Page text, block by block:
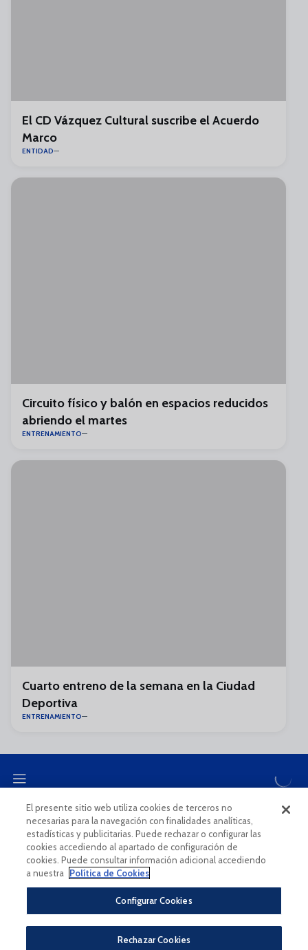
El CD Vázquez Cultural suscribe el Acuerdo
Marco
ENTIDAD
Circuito físico y balón en espacios reducidos
abriendo el martes
ENTRENAMIENTO
Cuarto entreno de la semana en la Ciudad
Deportiva
ENTRENAMIENTO
CANAL ÉTICO
Política De Privacidad
El presente sitio web utiliza cookies de terceros no
necesarias para la navegación con finalidades analíticas,
estadísticas y publicitarias. Puede rechazar o configurar las
cookies accediendo al apartado de configuración de
cookies. Puede consultar información adicional accediendo
a nuestra
Política de Cookies
Configurar Cookies
Rechazar Cookies